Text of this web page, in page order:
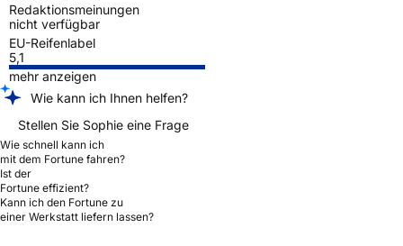
Redaktionsmeinungen
nicht verfügbar
EU-Reifenlabel
5,1
mehr anzeigen
Wie kann ich Ihnen helfen?
Stellen Sie Sophie eine Frage
Wie schnell kann ich
mit dem Fortune fahren?
Ist der
Fortune effizient?
Kann ich den Fortune zu
einer Werkstatt liefern lassen?